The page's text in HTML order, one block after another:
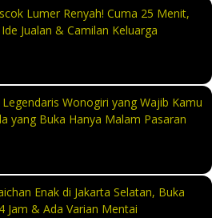
Lumer Renyah! Cuma 25 Menit,
Jualan & Camilan Keluarga
Legendaris Wonogiri yang Wajib Kamu
yang Buka Hanya Malam Pasaran
Enak di Jakarta Selatan, Buka
Jam & Ada Varian Mentai